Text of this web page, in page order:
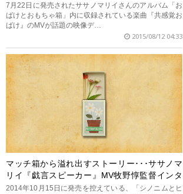
7月22日に発売されたササノマリイさんのアルバム「お
ばけとおもちゃ箱」内に収録されている楽曲『共感覚お
ばけ』のMVが話題の映像デ…
2015/08/12 04:33
マッチ箱から溢れ出すストーリー･･･ササノマ
リイ『戯言スピーカー』MV牧野惇監督インタ
ビュー
2014年10月15日に発売を控えている、「シノニムとヒ